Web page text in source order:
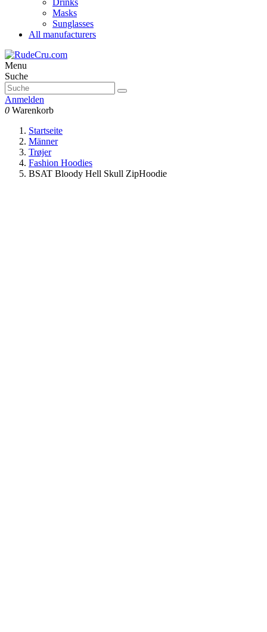
Drinks
Masks
Sunglasses
All manufacturers
Menu
Suche
Anmelden
0 Warenkorb
Startseite
Männer
Trøjer
Fashion Hoodies
BSAT Bloody Hell Skull ZipHoodie